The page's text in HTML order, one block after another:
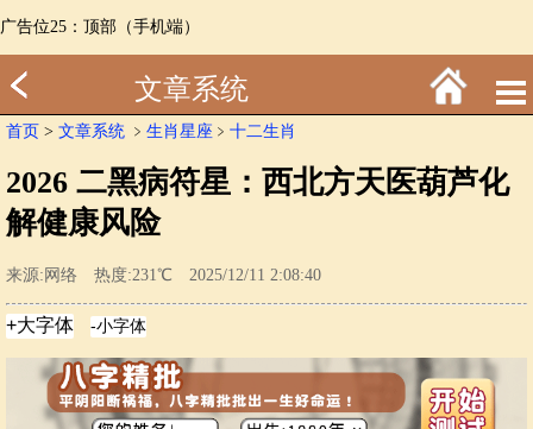
广告位25：顶部（手机端）
文章系统
首页 > 文章系统 ﹥ 生肖星座 ﹥ 十二生肖
2026 二黑病符星：西北方天医葫芦化
解健康风险
来源:网络 热度:231℃ 2025/12/11 2:08:40